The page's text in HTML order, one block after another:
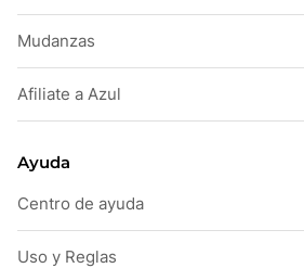
Mudanzas
Afiliate a Azul
Ayuda
Centro de ayuda
Uso y Reglas